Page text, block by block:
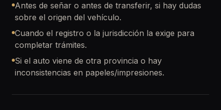
Antes de señar o antes de transferir, si hay dudas
sobre el origen del vehículo.
Cuando el registro o la jurisdicción la exige para
completar trámites.
Si el auto viene de otra provincia o hay
inconsistencias en papeles/impresiones.